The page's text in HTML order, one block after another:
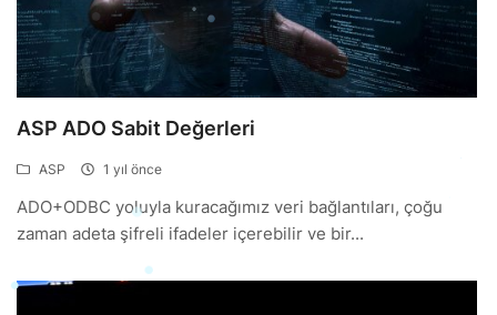
ASP ADO Sabit Değerleri
ASP 1 yıl önce
ADO+ODBC yoluyla kuracağımız veri bağlantıları, çoğu
zaman adeta şifreli ifadeler içerebilir ve bir...